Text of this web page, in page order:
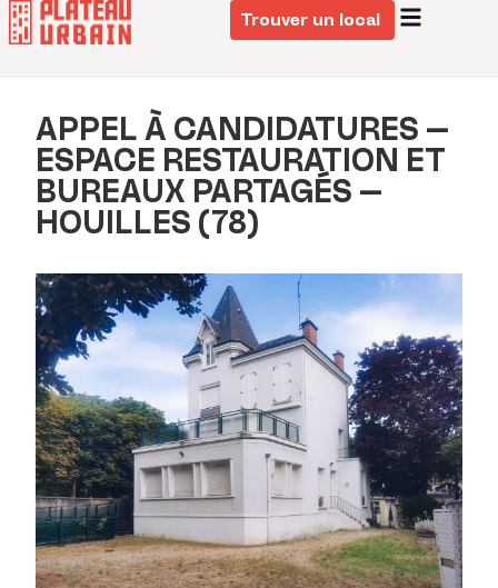
Trouver un local
APPEL À CANDIDATURES –
ESPACE RESTAURATION ET
BUREAUX PARTAGÉS –
HOUILLES (78)